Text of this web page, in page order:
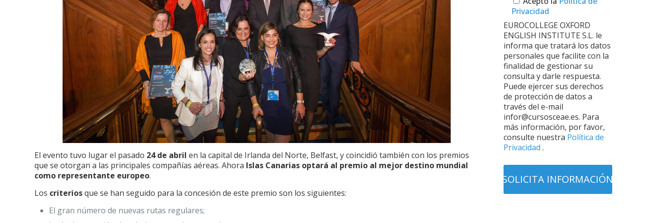
El evento tuvo lugar el pasado 24 de abril en la capital de Irlanda del Norte, Belfast, y coincidió también con los premios
que se otorgan a las principales compañías aéreas. Ahora Islas Canarias optará al premio al mejor destino mundial
como representante europeo.
Los criteriosque se han seguido para la concesión de este premio son los siguientes:
El gran número de nuevas rutas regulares;
Privacidad
EUROCOLLEGE OXFORD
ENGLISH INSTITUTE S.L. le
informa que tratará los datos
personales que facilite con la
finalidad de gestionar su
consulta y darle respuesta.
Puede ejercer sus derechos
de protección de datos a
través del e-mail
infor@cursosceae.es. Para
más información, por favor,
consulte nuestra Política de
Privacidad .